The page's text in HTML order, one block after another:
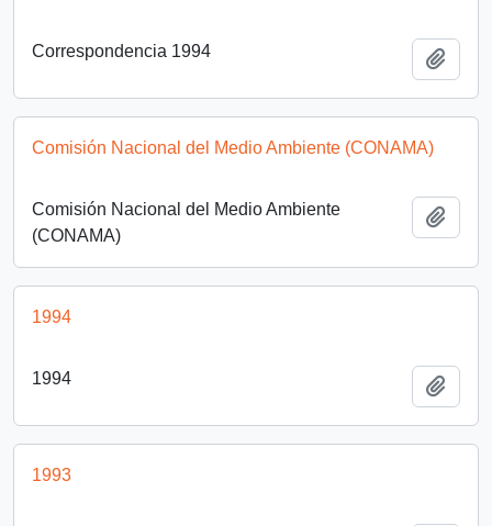
Correspondencia 1994
Comisión Nacional del Medio Ambiente (CONAMA)
Comisión Nacional del Medio Ambiente
(CONAMA)
1994
1994
1993